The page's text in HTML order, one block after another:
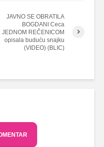
JAVNO SE OBRATILA
BOGDANI Ceca
JEDNOM REČENICOM
opisala buduću snajku
(VIDEO) (BLIC)